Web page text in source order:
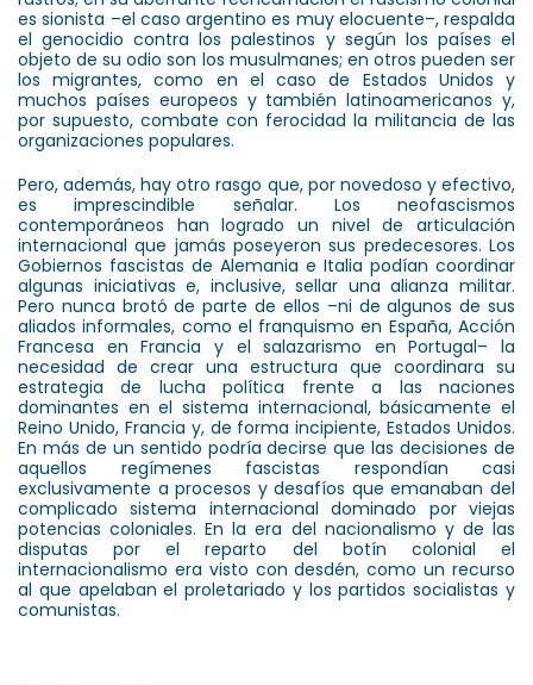
es sionista –el caso argentino es muy elocuente–, respalda
el genocidio contra los palestinos y según los países el
objeto de su odio son los musulmanes; en otros pueden ser
los migrantes, como en el caso de Estados Unidos y
muchos países europeos y también latinoamericanos y,
por supuesto, combate con ferocidad la militancia de las
organizaciones populares.
Pero, además, hay otro rasgo que, por novedoso y efectivo,
es imprescindible señalar. Los neofascismos
contemporáneos han logrado un nivel de articulación
internacional que jamás poseyeron sus predecesores. Los
Gobiernos fascistas de Alemania e Italia podían coordinar
algunas iniciativas e, inclusive, sellar una alianza militar.
Pero nunca brotó de parte de ellos –ni de algunos de sus
aliados informales, como el franquismo en España, Acción
Francesa en Francia y el salazarismo en Portugal– la
necesidad de crear una estructura que coordinara su
estrategia de lucha política frente a las naciones
dominantes en el sistema internacional, básicamente el
Reino Unido, Francia y, de forma incipiente, Estados Unidos.
En más de un sentido podría decirse que las decisiones de
aquellos regímenes fascistas respondían casi
exclusivamente a procesos y desafíos que emanaban del
complicado sistema internacional dominado por viejas
potencias coloniales. En la era del nacionalismo y de las
disputas por el reparto del botín colonial el
internacionalismo era visto con desdén, como un recurso
al que apelaban el proletariado y los partidos socialistas y
comunistas.